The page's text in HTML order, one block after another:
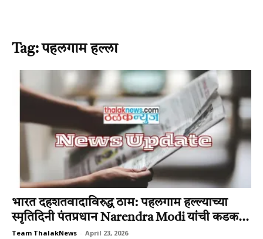
Tag: पहलगाम हल्ला
भारत दहशतवादाविरुद्ध ठाम: पहलगाम हल्ल्याच्या
स्मृतिदिनी पंतप्रधान Narendra Modi यांची कडक...
Team ThalakNews - April 23, 2026